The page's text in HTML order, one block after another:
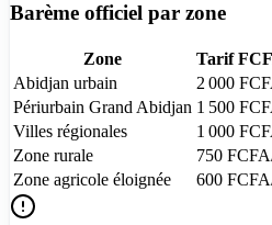
Barème officiel par zone
Zone
Tarif
Abidjan urbain
2 000
Périurbain Grand Abidjan 1 500
Villes régionales
1 000
Zone rurale
750
Zone agricole éloignée
600